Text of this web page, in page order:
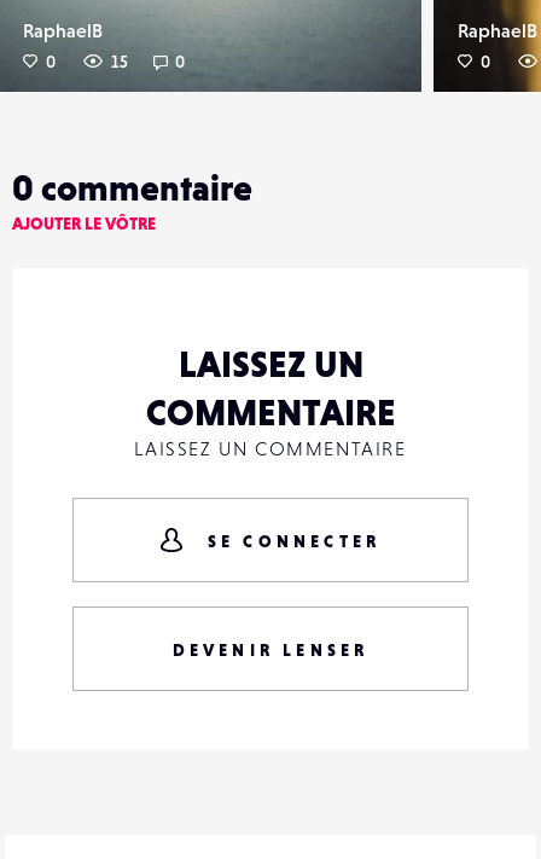
RaphaelB
0 15 0
RaphaelB
0
0 commentaire
AJOUTER LE VÔTRE
LAISSEZ UN
COMMENTAIRE
LAISSEZ UN COMMENTAIRE
SE CONNECTER
DEVENIR LENSER